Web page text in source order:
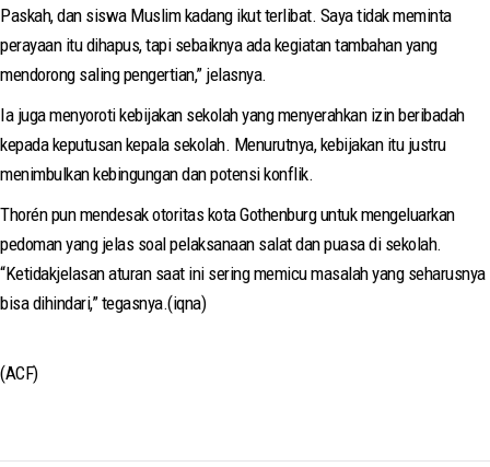
Paskah, dan siswa Muslim kadang ikut terlibat. Saya tidak meminta
perayaan itu dihapus, tapi sebaiknya ada kegiatan tambahan yang
mendorong saling pengertian,” jelasnya.
Ia juga menyoroti kebijakan sekolah yang menyerahkan izin beribadah
kepada keputusan kepala sekolah. Menurutnya, kebijakan itu justru
menimbulkan kebingungan dan potensi konflik.
Thorén pun mendesak otoritas kota Gothenburg untuk mengeluarkan
pedoman yang jelas soal pelaksanaan salat dan puasa di sekolah.
“Ketidakjelasan aturan saat ini sering memicu masalah yang seharusnya
bisa dihindari,” tegasnya.(iqna)
(ACF)